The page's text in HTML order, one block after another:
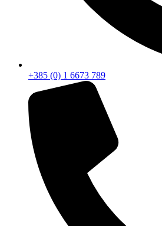
+385 (0) 1 6673 789